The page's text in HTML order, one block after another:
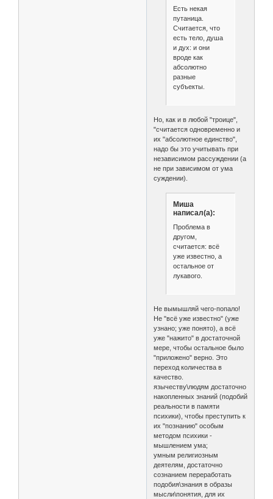
Есть некая
путаница.
Считается, что
есть тело, душа
и дух: и они
вроде как
абсолютно
разные
субъекты.
Но, как и в любой "троице",
"считается одновременно и
их "абсолютное единство",
надо бы это учитывать при
независимом рассуждении (а
не при зависимом от ума
суждении).
Миша
написал(а):
Проблема в
другом,
считается: всё
уже известно, а
остальное от
лукавого.
Не вымышляй чего-попало!
Не "всё уже известно" (уже
узнано; уже понято), а всё
уже "нажито" в достаточной
мере, чтобы остальное было
"приложено" верно. Это
переход количества в
качество.
язычеству\людям достаточно
накопленных знаний (подобий
реальности в памяти
психики), чтобы преступить к
их "познанию" особым
методом психики -
мышлением ума;
умным религиозным
деятелям, достаточно
сознанием переработать
подобия\знания в образы
мысли\понятия, для их